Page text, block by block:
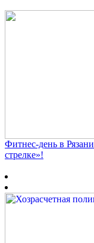
Фитнес‑день в
стрелке»!